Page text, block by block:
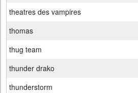
theatres des vampires
thomas
thug team
thunder drako
thunderstorm